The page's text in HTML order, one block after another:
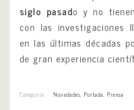
siglo pasado y no
con las investigaciones
en las últimas décadas
de gran experiencia
Categoría: Novedades, Portada, Prensa